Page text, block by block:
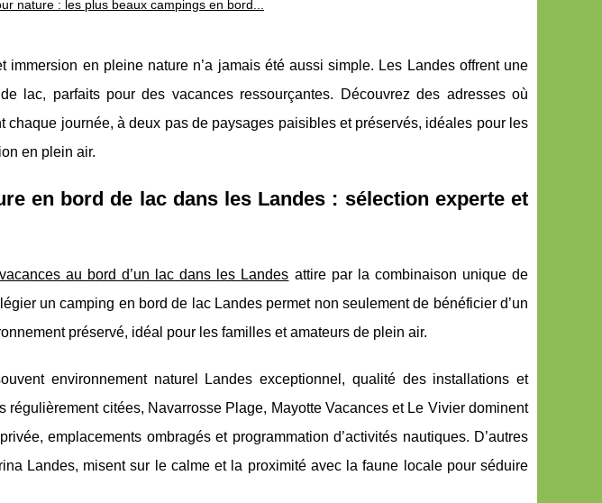
nature : les plus beaux campings en bord...
immersion en pleine nature n’a jamais été aussi simple. Les Landes offrent une
lac, parfaits pour des vacances ressourçantes. Découvrez des adresses où
chaque journée, à deux pas de paysages paisibles et préservés, idéales pour les
en plein air.
en bord de lac dans les Landes : sélection experte et
vacances au bord d’un lac dans les Landes attire par la combinaison unique de
un camping en bord de lac Landes permet non seulement de bénéficier d’un
préservé, idéal pour les familles et amateurs de plein air.
environnement naturel Landes exceptionnel, qualité des installations et
régulièrement citées, Navarrosse Plage, Mayotte Vacances et Le Vivier dominent
emplacements ombragés et programmation d’activités nautiques. D’autres
Landes, misent sur le calme et la proximité avec la faune locale pour séduire